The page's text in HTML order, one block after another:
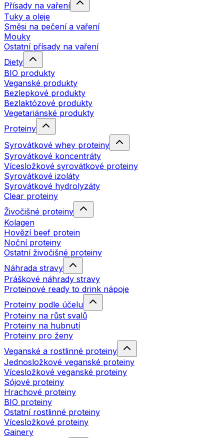
Přísady na vaření
Tuky a oleje
Směsi na pečení a vaření
Mouky
Ostatní přísady na vaření
Diety
BIO produkty
Veganské produkty
Bezlepkové produkty
Bezlaktózové produkty
Vegetariánské produkty
Proteiny
Syrovátkové whey proteiny
Syrovátkové koncentráty
Vícesložkové syrovátkové proteiny
Syrovátkové izoláty
Syrovátkové hydrolyzáty
Clear proteiny
Živočišné proteiny
Kolagen
Hovězí beef protein
Noční proteiny
Ostatní živočišné proteiny
Náhrada stravy
Práškové náhrady stravy
Proteinové ready to drink nápoje
Proteiny podle účelu
Proteiny na růst svalů
Proteiny na hubnutí
Proteiny pro ženy
Veganské a rostlinné proteiny
Jednosložkové veganské proteiny
Vícesložkové veganské proteiny
Sójové proteiny
Hrachové proteiny
BIO proteiny
Ostatní rostlinné proteiny
Vícesložkové proteiny
Gainery